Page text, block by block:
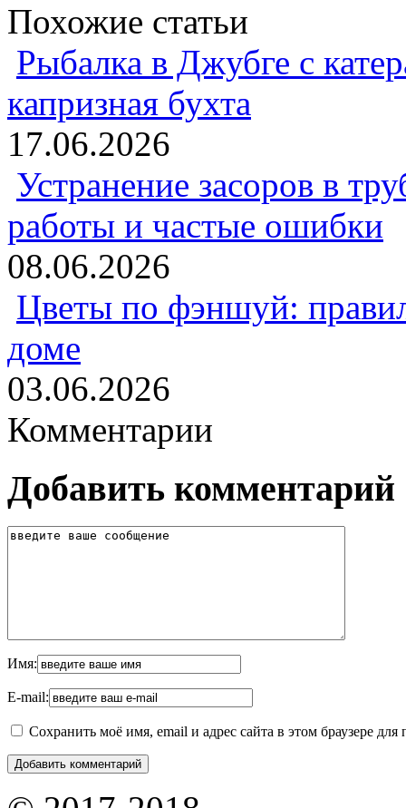
Похожие статьи
Рыбалка в Джубге с
капризная бухта
17.06.2026
Устранение засоров в
работы и частые ошибки
08.06.2026
Цветы по фэншуй:
доме
03.06.2026
Комментарии
Добавить комментарий
Имя:
E-mail:
Сохранить моё имя, email и адрес сайта в этом браузере